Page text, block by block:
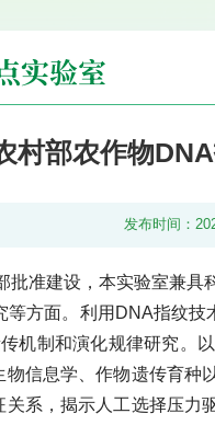
实验室
村部农作物
发布时间：
批准建设，本实验室兼
等方面。利用DNA指纹
机制和演化规律研究。
信息学、作物遗传育种
系，揭示人工选择压力